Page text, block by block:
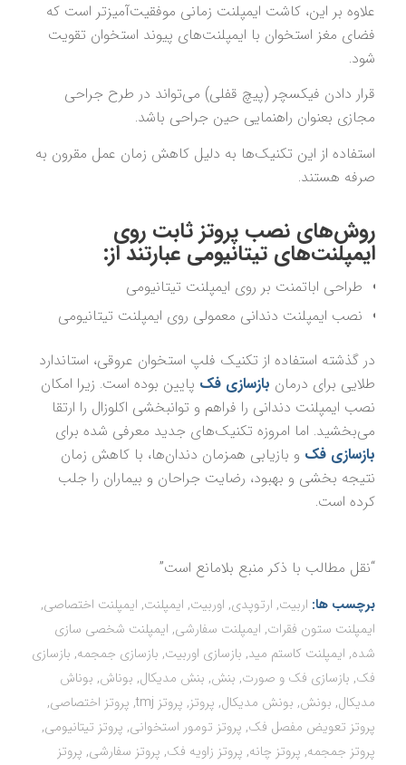
علاوه بر این، کاشت ایمپلنت زمانی موفقیت‌آمیزتر است که
فضای مغز استخوان با ایمپلنت‌های پیوند استخوان تقویت
شود.
قرار دادن فیکسچر (پیچ قفلی) می‌تواند در طرح جراحی
مجازی بعنوان راهنمایی حین جراحی باشد.
استفاده از این تکنیک‌ها به دلیل کاهش زمان عمل مقرون به
صرفه هستند.
روش‌‌های نصب پروتز ثابت روی
ایمپلنت‌های تیتانیومی عبارتند از:
طراحی اباتمنت بر روی ایمپلنت تیتانیومی
نصب ایمپلنت دندانی معمولی روی ایمپلنت تیتانیومی
در گذشته استفاده از تکنیک فلپ استخوان عروقی، استاندارد
طلایی برای درمان بازسازی فک پایین بوده است. زیرا امکان
نصب ایمپلنت دندانی را فراهم و توانبخشی اکلوزال را ارتقا
می‌بخشید. اما امروزه تکنیک‌های جدید معرفی شده برای
بازسازی فک و بازیابی همزمان دندان‌ها، با کاهش زمان
نتیجه بخشی و بهبود، رضایت جراحان و بیماران را جلب
کرده است.
“نقل مطالب با ذکر منبع بلامانع است”
برچسب ها: اربیت, ارتوپدی, اوربیت, ایمپلنت, ایمپلنت اختصاصی,
ایمپلنت ستون فقرات, ایمپلنت سفارشی, ایمپلنت شخصی سازی
شده, ایمپلنت کاستم مید, بازسازی اوربیت, بازسازی جمجمه, بازسازی
فک, بازسازی فک و صورت, بنش, بنش مدیکال, بوناش, بوناش
مدیکال, بونش, بونش مدیکال, پروتز, پروتز tmj , پروتز اختصاصی,
پروتز تعویض مفصل فک, پروتز تومور استخوانی, پروتز تیتانیومی,
پروتز جمجمه, پروتز چانه, پروتز زاویه فک, پروتز سفارشی, پروتز